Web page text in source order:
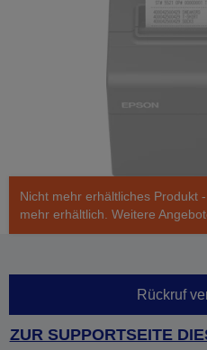
Nicht mehr erhältliches Produkt
mehr erhältlich. Weitere
Rückruf
ZUR SUPPORTSEITE